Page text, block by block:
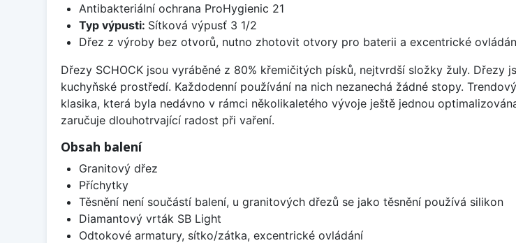
Antibakteriální ochrana ProHygienic 21
Typ výpusti: Sítková výpusť 3 1/2
Dřez z výroby bez otvorů, nutno zhotovit otvory pro baterii a excentrické
Dřezy SCHOCK jsou vyráběné z 80% křemičitých písků, nejtvrdší složky žuly.
kuchyňské prostředí. Každodenní používání na nich nezanechá žádné stopy.
klasika, která byla nedávno v rámci několikaletého vývoje ještě jednou
zaručuje dlouhotrvající radost při vaření.
Obsah balení
Granitový dřez
Příchytky
Těsnění není součástí balení, u granitových dřezů se jako těsnění používá silikon
Diamantový vrták SB Light
Odtokové armatury, sítko/zátka, excentrické ovládání